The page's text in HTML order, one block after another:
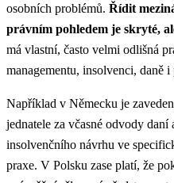
osobních problémů. Řídit
právním pohledem je skryté,
má vlastní, často velmi odlišná
managementu, insolvenci, daně
Například v Německu je
jednatele za včasné odvody
insolvenčního návrhu ve
praxe. V Polsku zase platí, že